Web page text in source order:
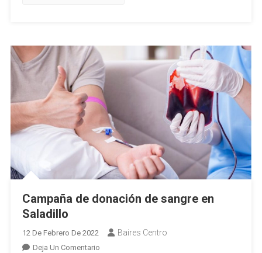
Campaña de donación de sangre en
Saladillo
12 De Febrero De 2022 Baires Centro
Deja Un ComentarioEn